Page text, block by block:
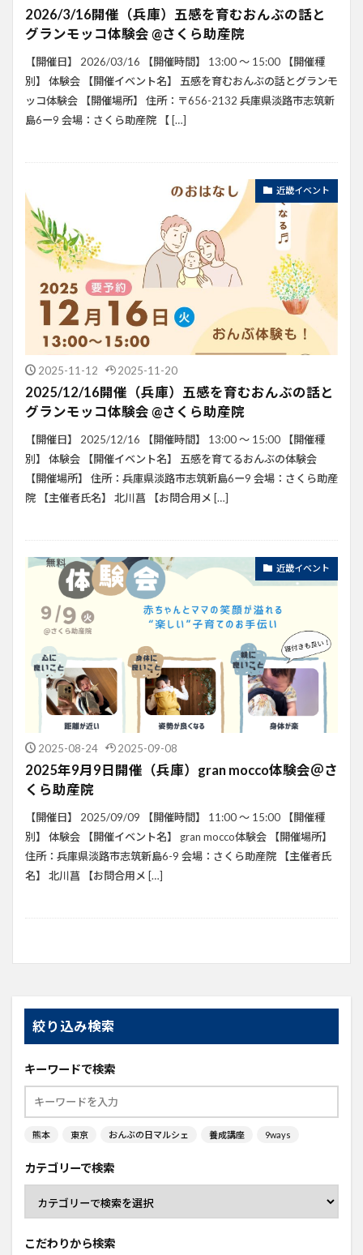
2026/3/16開催（兵庫）五感を育むおんぶの話と
グランモッコ体験会 @さくら助産院
【開催日】 2026/03/16 【開催時間】 13:00 ～ 15:00 【開催種
別】 体験会 【開催イベント名】 五感を育むおんぶの話とグランモ
ッコ体験会 【開催場所】 住所：〒656-2132 兵庫県淡路市志筑新
島6ー9 会場：さくら助産院 【 […]
近畿イベント
2025-11-12 2025-11-20
2025/12/16開催（兵庫）五感を育むおんぶの話と
グランモッコ体験会 @さくら助産院
【開催日】 2025/12/16 【開催時間】 13:00 ～ 15:00 【開催種
別】 体験会 【開催イベント名】 五感を育てるおんぶの体験会
【開催場所】 住所：兵庫県淡路市志筑新島6ー9 会場：さくら助産
院 【主催者氏名】 北川菖 【お問合用メ […]
近畿イベント
2025-08-24 2025-09-08
2025年9月9日開催（兵庫）gran mocco体験会＠さ
くら助産院
【開催日】 2025/09/09 【開催時間】 11:00 ～ 15:00 【開催種
別】 体験会 【開催イベント名】 gran mocco体験会 【開催場所】
住所：兵庫県淡路市志筑新島6-9 会場：さくら助産院 【主催者氏
名】 北川菖 【お問合用メ […]
絞り込み検索
キーワードで検索
熊本 東京 おんぶの日マルシェ 養成講座 9ways
カテゴリーで検索
こだわりから検索